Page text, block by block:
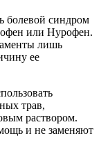
болевой синдром
или Нурофен.
лишь
ее
трав,
раствором.
и не заменяют